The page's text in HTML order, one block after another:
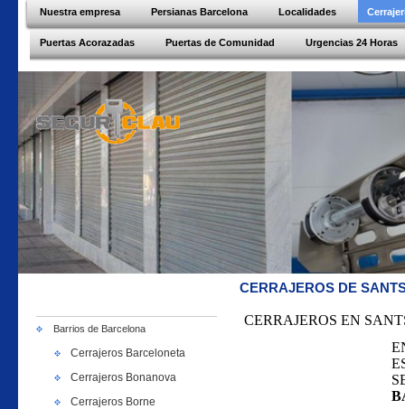
Nuestra empresa Persianas Barcelona Localidades
Puertas Acorazadas Puertas de Comunidad Urgencias 24 Horas
Barrios de Barcelona
Cerrajeros Barceloneta
Cerrajeros Bonanova
Cerrajeros Borne
CERRAJEROS DE
CERRAJEROS EN